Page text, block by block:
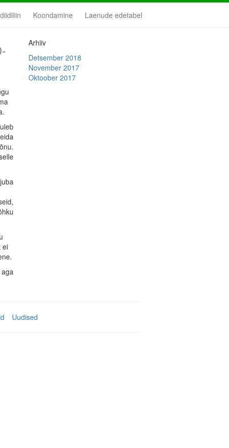
Koondamine Laenude edetabel
ei
Arhiiv
Detsember 2018
November 2017
Oktoober 2017
Uudised